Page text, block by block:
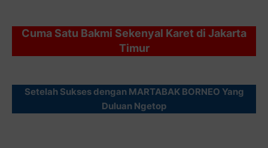
Cuma Satu Bakmi Sekenyal Karet di Jakarta
Timur
Setelah Sukses dengan MARTABAK BORNEO Yang
Duluan Ngetop